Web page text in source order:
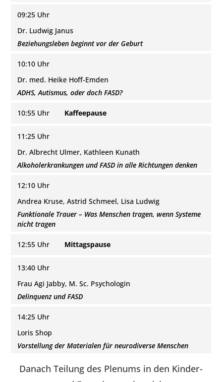
09:25 Uhr
Dr. Ludwig Janus
Beziehungsleben beginnt vor der Geburt
10:10 Uhr
Dr. med. Heike Hoff-Emden
ADHS, Autismus, oder doch FASD?
10:55 Uhr Kaffeepause
11:25 Uhr
Dr. Albrecht Ulmer, Kathleen Kunath
Alkoholerkrankungen und FASD in alle Richtungen denken
12:10 Uhr
Andrea Kruse, Astrid Schmeel, Lisa Ludwig
Funktionale Trauer – Was Menschen tragen, wenn Systeme
nicht tragen
12:55 Uhr Mittagspause
13:40 Uhr
Frau Agi Jabby, M. Sc. Psychologin
Delinquenz und FASD
14:25 Uhr
Loris Shop
Vorstellung der Materialen für neurodiverse Menschen
Danach Teilung des Plenums in den Kinder-